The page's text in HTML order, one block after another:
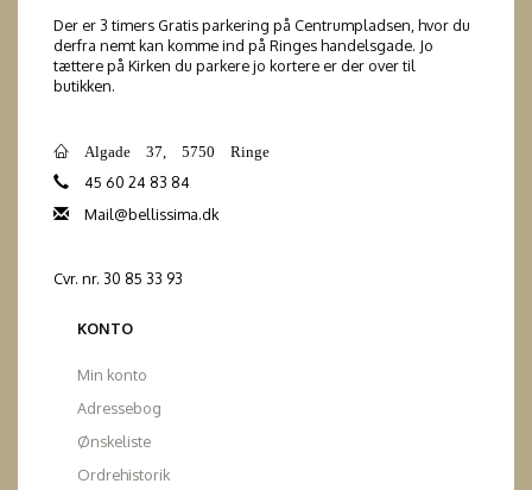
Der er 3 timers Gratis parkering på Centrumpladsen, hvor du
derfra nemt kan komme ind på Ringes handelsgade. Jo
tættere på Kirken du parkere jo kortere er der over til
butikken.
Algade 37, 5750 Ringe
45 60 24 83 84
Mail@bellissima.dk
Cvr. nr. 30 85 33 93
KONTO
Min konto
Adressebog
Ønskeliste
Ordrehistorik